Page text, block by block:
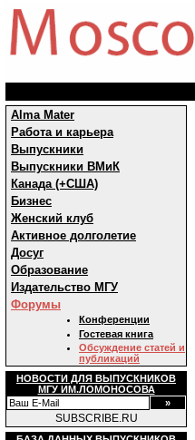
Alma Mater
Работа и карьера
Выпускники
Выпускники ВМиК
Канада (+США)
Бизнес
Женский клуб
Активное долголетие
Досуг
Образование
Издательство МГУ
Форумы
Конференции
Гостевая книга
Обсуждение статей и
публикаций
НОВОСТИ ДЛЯ ВЫПУСКНИКОВ
МГУ ИМ.ЛОМОНОСОВА
SUBSCRIBE.RU